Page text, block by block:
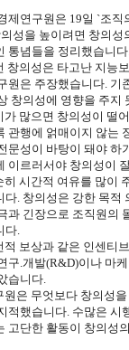
제연구원은 19일 `조직
성을 높이려면 창의성
통념들을 정리했습니
창의성은 타고난 지능
원은 주장했습니다. 기
창의성에 영향을 주지
많으면 창의성이 떨
관행에 얽매이지 않는
문성이 바탕이 돼야 하
이르러서야 창의성이
시간적 여유를 많이
다. 창의성은 강한 목적
과 긴장으로 조직원의
다.
보상과 같은 인센티
구.개발(R&D)이나 마
습니다.
은 무엇보다 창의성을
적했습니다. 수많은 시
고단한 활동이 창의성